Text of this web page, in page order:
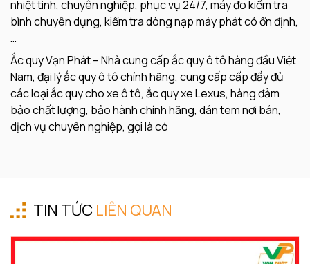
nhiệt tình, chuyên nghiệp, phục vụ 24/7, máy đo kiểm tra
bình chuyên dụng, kiểm tra dòng nạp máy phát có ổn định,
…
Ắc quy Vạn Phát – Nhà cung cấp ắc quy ô tô hàng đầu Việt
Nam, đại lý ắc quy ô tô chính hãng, cung cấp cấp đầy đủ
các loại ắc quy cho xe ô tô, ắc quy xe Lexus, hàng đảm
bảo chất lượng, bảo hành chính hãng, dán tem nơi bán,
dịch vụ chuyên nghiệp, gọi là có
TIN TỨC LIÊN QUAN